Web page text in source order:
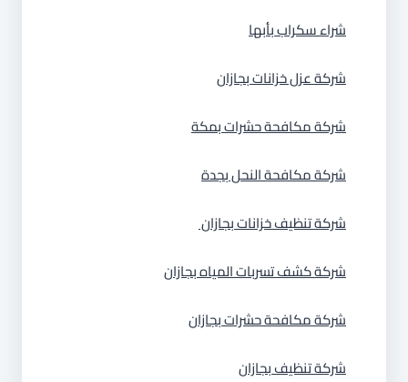
شراء سكراب بأبها
شركة عزل خزانات بجازان
شركة مكافحة حشرات بمكة
شركة مكافحة النحل بجدة
شركة تنظيف خزانات بجازان
شركة كشف تسربات المياه بجازان
شركة مكافحة حشرات بجازان
شركة تنظيف بجازان